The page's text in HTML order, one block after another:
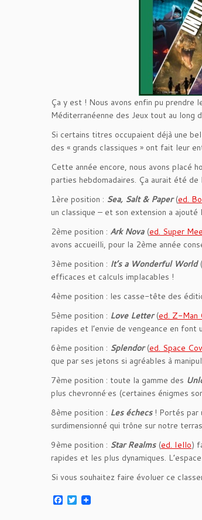
Ça y est ! Nous avons enfin pu
Méditerranéenne des Jeux tout au long
Si certains titres occupaient déjà une
des « grands classiques » ont fait leur
Cette année encore, nous avons placé
parties hebdomadaires. Ça aurait été
1ère position : Sea, Salt & Paper(ed.
un classique – et son extension a
2ème position : Ark Nova(ed. Super
avons accueilli, pour la 2ème année
3ème position : It’s a Wonderful World(
efficaces et calculs implacables !
4ème position : les casse-tête des
5ème position : Love Letter(ed. Z-Man
rapides et l’envie de vengeance en font
6ème position : Splendor(ed. Space
que par ses jetons si agréables à
7ème position : toute la gamme des
plus chevronné·es (certaines énigmes
8ème position : Les échecs! Portés par
surdimensionné qui trône sur notre
9ème position : Star Realms(ed. Iello)
rapides et les plus dynamiques.
Si vous souhaitez faire évoluer ce
F T
w